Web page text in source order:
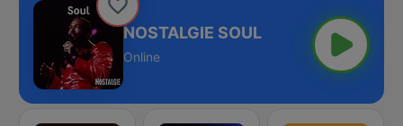
NOSTALGIE SOUL
Online